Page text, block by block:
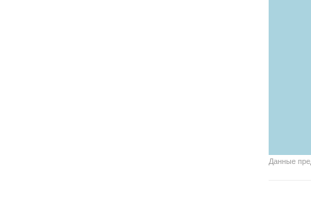
Данные